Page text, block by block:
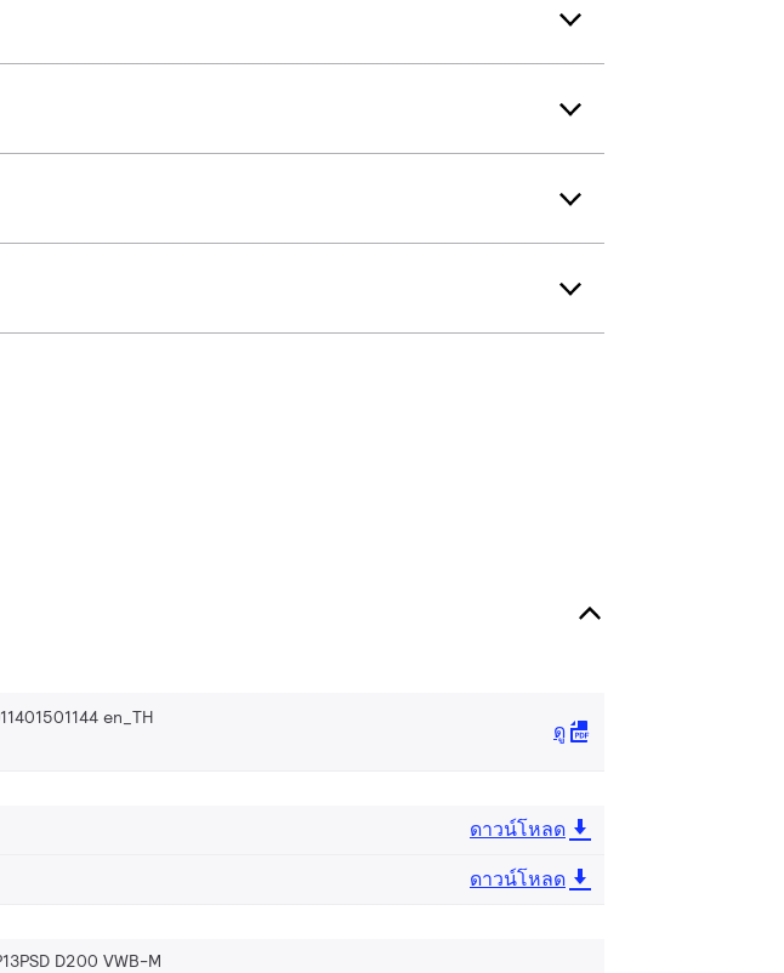
en_TH
ดู
ดาวน์โหลด
ดาวน์โหลด
D200 VWB-M